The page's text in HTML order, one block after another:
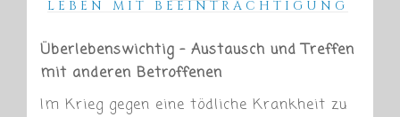
LEBEN MIT BEEINTRÄCHTIGUNG
Überlebenswichtig – Austausch und Treffen
mit anderen Betroffenen
Im Krieg gegen eine tödliche Krankheit zu